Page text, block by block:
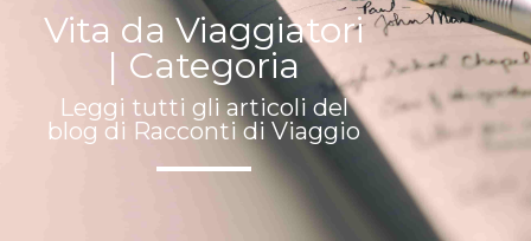
Vita da Viaggiatori
| Categoria
Leggi tutti gli articoli del
blog di Racconti di Viaggio